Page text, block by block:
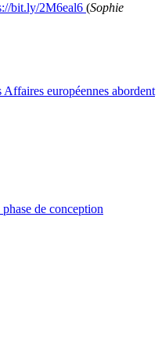
bit.ly/2M6eal6 (Sophie
européennes abordent
de conception